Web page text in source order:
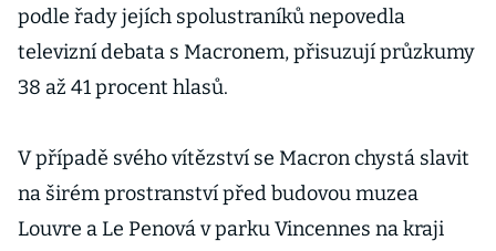
podle řady jejích spolustraníků nepovedla
televizní debata s Macronem, přisuzují průzkumy
38 až 41 procent hlasů.
V případě svého vítězství se Macron chystá slavit
na širém prostranství před budovou muzea
Louvre a Le Penová v parku Vincennes na kraji